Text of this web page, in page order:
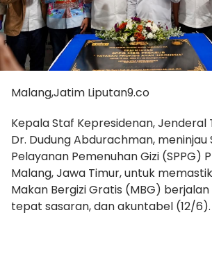
Malang,Jatim Liputan9.co
Kepala Staf Kepresidenan, Jenderal
Dr. Dudung Abdurachman, meninjau
Pelayanan Pemenuhan Gizi (SPPG)
Malang, Jawa Timur, untuk
Makan Bergizi Gratis (MBG)
tepat sasaran, dan akuntabel (12/6).